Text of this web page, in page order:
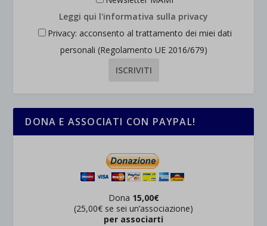
Leggi qui l'informativa sulla privacy
Privacy: acconsento al trattamento dei miei dati
personali (Regolamento UE 2016/679)
DONA E ASSOCIATI CON PAYPAL!
Dona 15,00€
(25,00€ se sei un’associazione)
per associarti